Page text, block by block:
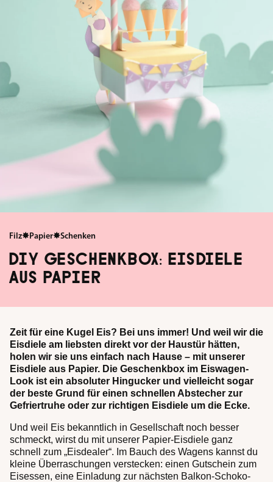
Filz✸Papier✸Schenken
DIY GESCHENKBOX: EISDIELE
AUS PAPIER
Zeit für eine Kugel Eis? Bei uns immer! Und weil wir die
Eisdiele am liebsten direkt vor der Haustür hätten,
holen wir sie uns einfach nach Hause – mit unserer
Eisdiele aus Papier. Die Geschenkbox im Eiswagen-
Look ist ein absoluter Hingucker und vielleicht sogar
der beste Grund für einen schnellen Abstecher zur
Gefriertruhe oder zur richtigen Eisdiele um die Ecke.
Und weil Eis bekanntlich in Gesellschaft noch besser
schmeckt, wirst du mit unserer Papier-Eisdiele ganz
schnell zum „Eisdealer“. Im Bauch des Wagens kannst du
kleine Überraschungen verstecken: einen Gutschein zum
Eisessen, eine Einladung zur nächsten Balkon-Schoko-